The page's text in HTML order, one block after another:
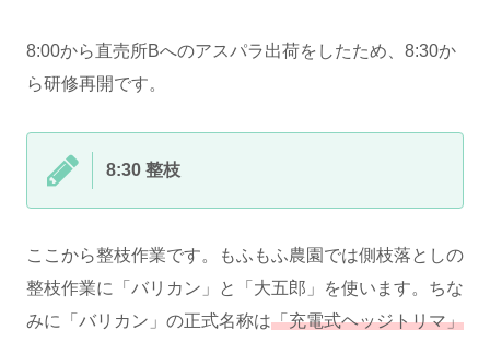
8:00から直売所Bへのアスパラ出荷をしたため、8:30か
ら研修再開です。
8:30 整枝
ここから整枝作業です。もふもふ農園では側枝落としの
整枝作業に「バリカン」と「大五郎」を使います。ちな
みに「バリカン」の正式名称は「充電式ヘッジトリマ」